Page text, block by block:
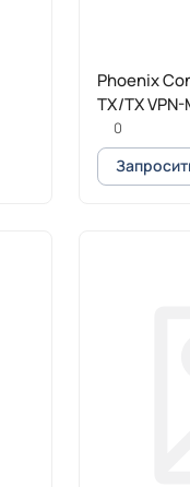
Phoenix
TX/TX
0